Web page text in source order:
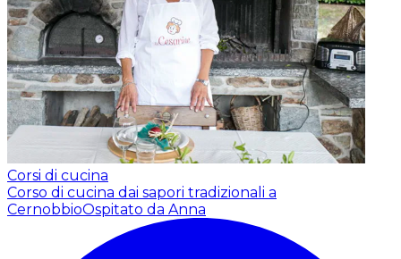
Corsi di cucina
Corso di cucina dai sapori tradizionali a
CernobbioOspitato da Anna